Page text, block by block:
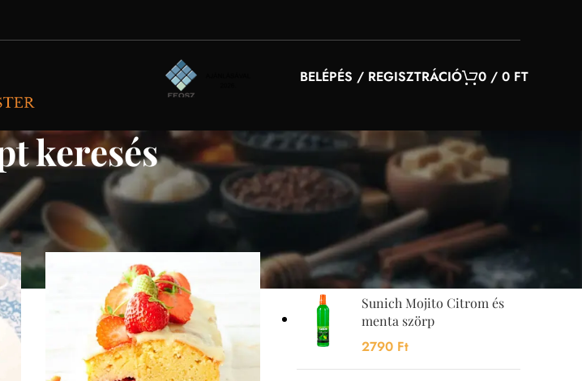
BELÉPÉS / REGISZTRÁCIÓ 0 / 0 FT
keresés
YOU MAY ALSO LIKE…
Sunquick mangó szörp
700 ml
4200Ft
Sunich Mojito Citrom és
menta szörp
2790 Ft